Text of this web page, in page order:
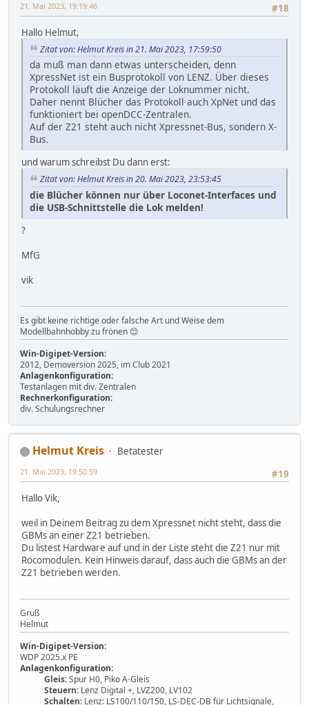
#18
21. Mai 2023, 19:19:46
Hallo Helmut,
Zitat von: Helmut Kreis in 21. Mai 2023, 17:59:50
da muß man dann etwas unterscheiden, denn
XpressNet ist ein Busprotokoll von LENZ. Über dieses
Protokoll läuft die Anzeige der Loknummer nicht.
Daher nennt Blücher das Protokoll auch XpNet und das
funktioniert bei openDCC-Zentralen.
Auf der Z21 steht auch nicht Xpressnet-Bus, sondern X-
Bus.
und warum schreibst Du dann erst:
Zitat von: Helmut Kreis in 20. Mai 2023, 23:53:45
die Blücher können nur über Loconet-Interfaces und
die USB-Schnittstelle die Lok melden!
?
MfG
vik
Es gibt keine richtige oder falsche Art und Weise dem
Modellbahnhobby zu frönen 😊
Win-Digipet-Version:
2012, Demoversion 2025, im Club 2021
Anlagenkonfiguration:
Testanlagen mit div. Zentralen
Rechnerkonfiguration:
div. Schulungsrechner
Helmut Kreis
Betatester
#19
21. Mai 2023, 19:50:59
Hallo Vik,
weil in Deinem Beitrag zu dem Xpressnet nicht steht, dass die
GBMs an einer Z21 betrieben.
Du listest Hardware auf und in der Liste steht die Z21 nur mit
Rocomodulen. Kein Hinweis darauf, dass auch die GBMs an der
Z21 betrieben werden.
Gruß
Helmut
Win-Digipet-Version:
WDP 2025.x PE
Anlagenkonfiguration:
Gleis:Spur H0, Piko A-Gleis
Steuern: Lenz Digital +, LVZ200, LV102
Schalten: Lenz: LS100/110/150, LS-DEC-DB für Lichtsignale,